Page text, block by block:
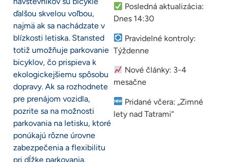
ďalšou skvelou voľbou,
najmä ak sa nachádzate v
blízkosti letiska. Stansted
totiž umožňuje parkovanie
bicyklov, čo prispieva k
ekologickejšiemu spôsobu
dopravy. Ak sa rozhodnete
pre prenájom vozidla,
pozrite sa na možnosti
parkovania na letisku, ktoré
ponúkajú rôzne úrovne
zabezpečenia a flexibilitu
pri dĺžke parkovania.
Posledná aktualizácia:
Dnes 14:30
Pravidelné kontroly:
Týždenne
Nové články: 3-4
mesačne
Pridané včera: „Zimné
lety nad Tatrami“